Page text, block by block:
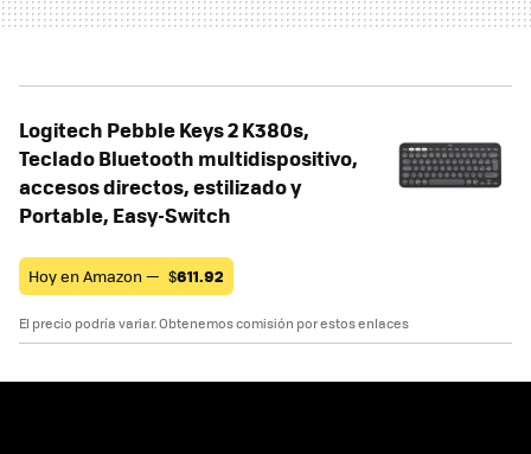
Logitech Pebble Keys 2 K380s,
Teclado Bluetooth multidispositivo,
accesos directos, estilizado y
Portable, Easy-Switch
Hoy en Amazon — $611.92
El precio podría variar. Obtenemos comisión por estos enlaces